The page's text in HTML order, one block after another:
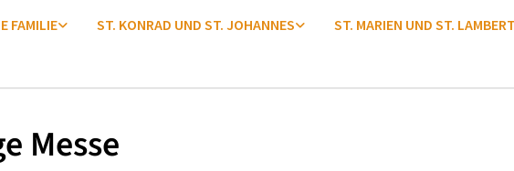
FAMILIE ST. KONRAD UND ST. JOHANNES ST. MARIEN UND ST.
Messe